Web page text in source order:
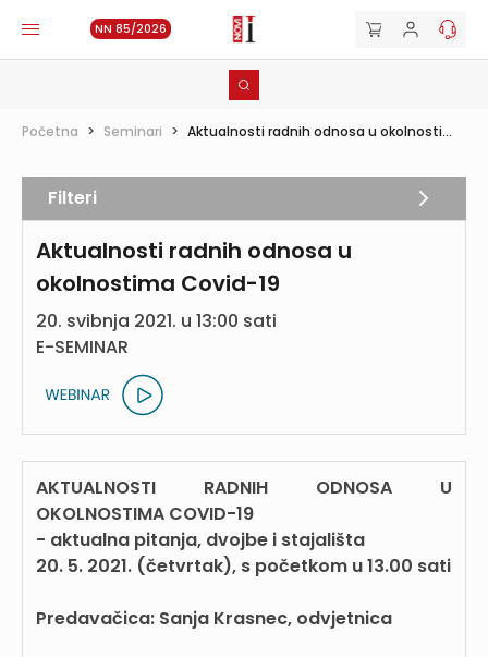
NN 85/2026
Početna > Seminari > Aktualnosti radnih odnosa u okolnosti...
Aktualnosti radnih odnosa u
okolnostima Covid-19
20. svibnja 2021. u 13:00 sati
E-SEMINAR
AKTUALNOSTI RADNIH ODNOSA U
OKOLNOSTIMA COVID-19
- aktualna pitanja, dvojbe i stajališta
20. 5. 2021. (četvrtak), s početkom u 13.00 sati
Predavačica: Sanja Krasnec, odvjetnica
Filteri